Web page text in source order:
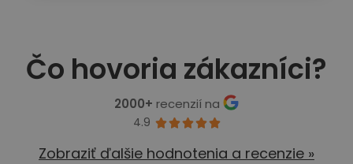
Čo hovoria zákazníci?
2000+ recenzií na
4.9 
Zobraziť ďalšie hodnotenia a recenzie »